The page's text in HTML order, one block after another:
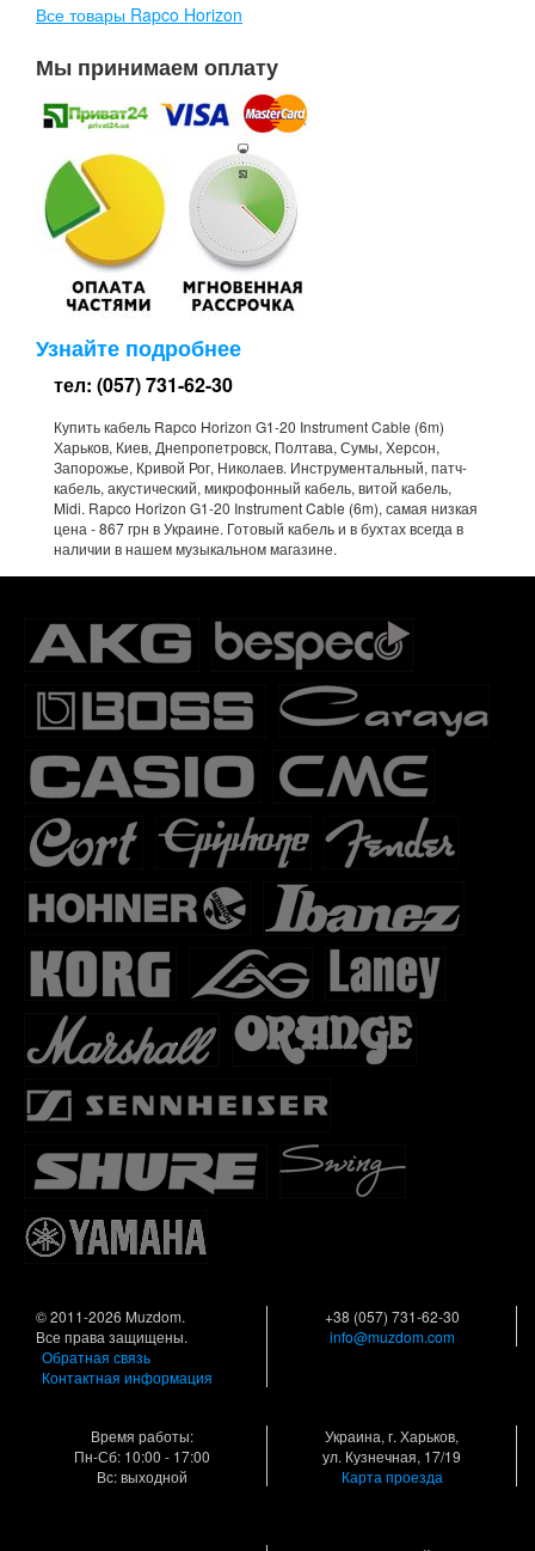
Все товары Rapco Horizon
Мы принимаем оплату
Узнайте подробнее
тел: (057) 731-62-30
Купить кабель Rapco Horizon G1-20 Instrument Cable (6m)
Харьков, Киев, Днепропетровск, Полтава, Сумы, Херсон,
Запорожье, Кривой Рог, Николаев. Инструментальный, патч-
кабель, акустический, микрофонный кабель, витой кабель,
Midi. Rapco Horizon G1-20 Instrument Cable (6m), самая низкая
цена - 867 грн в Украине. Готовый кабель и в бухтах всегда в
наличии в нашем музыкальном магазине.
© 2011-2026 Muzdom.
Все права защищены.
Обратная связь
Контактная информация
+38 (057) 731-62-30
info@muzdom.com
Время работы:
Пн-Сб: 10:00 - 17:00
Вс: выходной
Украина, г. Харьков,
ул. Кузнечная, 17/19
Карта проезда